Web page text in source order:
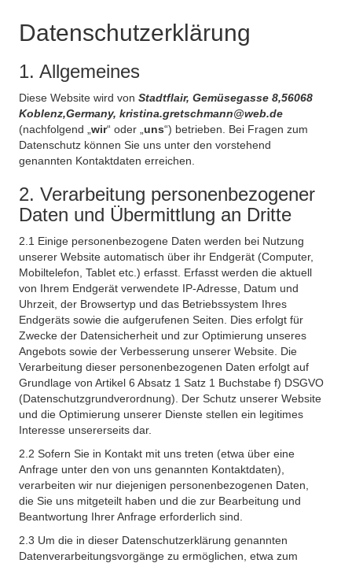
Datenschutzerklärung
1. Allgemeines
Diese Website wird von Stadtflair, Gemüsegasse 8,56068
Koblenz,Germany, kristina.gretschmann@web.de
(nachfolgend „ wir“ oder „ uns“) betrieben. Bei Fragen zum
Datenschutz können Sie uns unter den vorstehend
genannten Kontaktdaten erreichen.
2. Verarbeitung personenbezogener
Daten und Übermittlung an Dritte
2.1 Einige personenbezogene Daten werden bei Nutzung
unserer Website automatisch über ihr Endgerät (Computer,
Mobiltelefon, Tablet etc.) erfasst. Erfasst werden die aktuell
von Ihrem Endgerät verwendete IP-Adresse, Datum und
Uhrzeit, der Browsertyp und das Betriebssystem Ihres
Endgeräts sowie die aufgerufenen Seiten. Dies erfolgt für
Zwecke der Datensicherheit und zur Optimierung unseres
Angebots sowie der Verbesserung unserer Website. Die
Verarbeitung dieser personenbezogenen Daten erfolgt auf
Grundlage von Artikel 6 Absatz 1 Satz 1 Buchstabe f) DSGVO
(Datenschutzgrundverordnung). Der Schutz unserer Website
und die Optimierung unserer Dienste stellen ein legitimes
Interesse unsererseits dar.
2.2 Sofern Sie in Kontakt mit uns treten (etwa über eine
Anfrage unter den von uns genannten Kontaktdaten),
verarbeiten wir nur diejenigen personenbezogenen Daten,
die Sie uns mitgeteilt haben und die zur Bearbeitung und
Beantwortung Ihrer Anfrage erforderlich sind.
2.3 Um die in dieser Datenschutzerklärung genannten
Datenverarbeitungsvorgänge zu ermöglichen, etwa zum